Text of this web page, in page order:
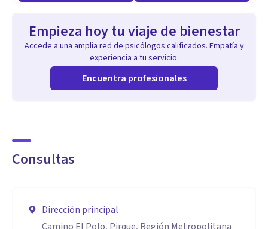
Empieza hoy tu viaje de bienestar
Accede a una amplia red de psicólogos calificados. Empatía y
experiencia a tu servicio.
Encuentra profesionales
Consultas
Dirección principal